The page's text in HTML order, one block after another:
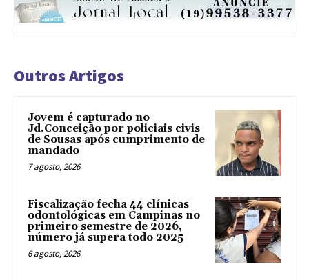
Outros Artigos
Jovem é capturado no
Jd.Conceição por policiais civis
de Sousas após cumprimento de
mandado
7 agosto, 2026
Fiscalização fecha 44 clínicas
odontológicas em Campinas no
primeiro semestre de 2026,
número já supera todo 2025
6 agosto, 2026